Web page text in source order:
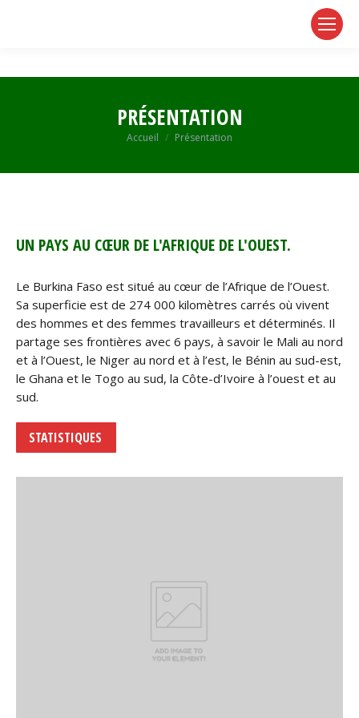
PRÉSENTATION
Vous êtes ici :
Accueil Présentation
UN PAYS AU CŒUR DE L'AFRIQUE DE L'OUEST.
Le Burkina Faso est situé au cœur de l’Afrique de l’Ouest.
Sa superficie est de 274 000 kilomètres carrés où vivent
des hommes et des femmes travailleurs et déterminés. Il
partage ses frontières avec 6 pays, à savoir le Mali au nord
et à l’Ouest, le Niger au nord et à l’est, le Bénin au sud-est,
le Ghana et le Togo au sud, la Côte-d’Ivoire à l’ouest et au
sud.
STATISTIQUES